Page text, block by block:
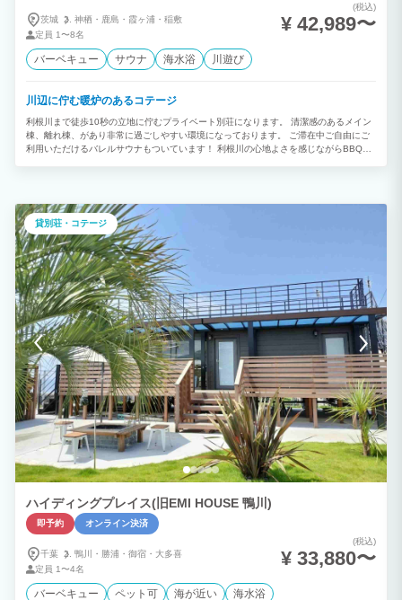
茨城 神栖・ 鹿島・ 霞ヶ浦・ 稲敷
定員 1〜8名
(税込)
¥ 42,989〜
バーベキュー サウナ 海水浴 川遊び
川辺に佇む暖炉のあるコテージ
利根川まで徒歩10秒の立地に佇むプライベート別荘になります。 清潔感のあるメイン
棟、離れ棟、があり非常に過ごしやすい環境になっております。 ご滞在中ご自由にご
利用いただけるバレルサウナもついています！ 利根川の心地よさを感じながらBBQも
貸別荘・コテージ
ハイディングプレイス(旧EMI HOUSE 鴨川)
即予約 オンライン決済
千葉 鴨川・ 勝浦・ 御宿・ 大多喜
定員 1〜4名
(税込)
¥ 33,880〜
バーベキュー ペット可 海が近い 海水浴